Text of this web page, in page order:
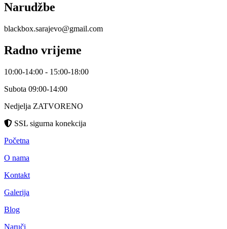
Narudžbe
blackbox.sarajevo@gmail.com
Radno vrijeme
10:00-14:00 - 15:00-18:00
Subota 09:00-14:00
Nedjelja ZATVORENO
SSL sigurna konekcija
Početna
O nama
Kontakt
Galerija
Blog
Naruči